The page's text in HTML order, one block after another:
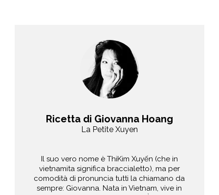
Ricetta di Giovanna Hoang
La Petite Xuyen
Il suo vero nome è ThiKim Xuyến (che in
vietnamita significa braccialetto), ma per
comodità di pronuncia tutti la chiamano da
sempre: Giovanna. Nata in Vietnam, vive in